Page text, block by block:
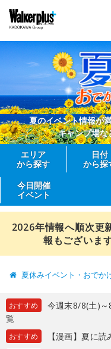
夏のイベント情報が
キャンプ場な
エリア
から探す
日付
から探
今日開催
イベント
2026年情報へ順次更
報もございま
夏休みイベント・おでか
おすすめ
今週末8/8(土)
覧
おすすめ 【漫画】夏に